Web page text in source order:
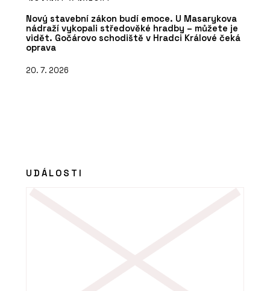
Nový stavební zákon budí emoce. U Masarykova
nádraží vykopali středověké hradby – můžete je
vidět. Gočárovo schodiště v Hradci Králové čeká
oprava
20. 7. 2026
UDÁLOSTI